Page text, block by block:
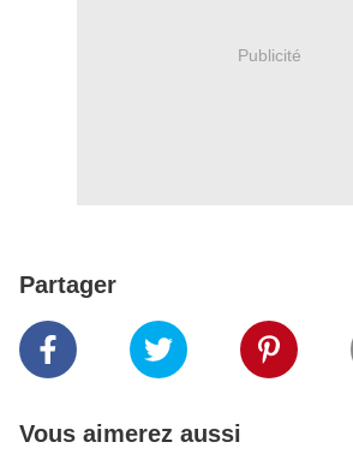
Publicité
Partager
Vous aimerez aussi